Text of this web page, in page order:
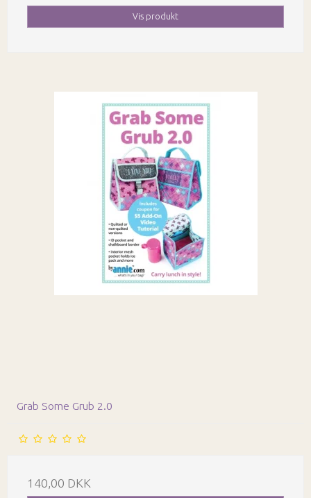
Vis produkt
Grab Some Grub 2.0
140,00 DKK